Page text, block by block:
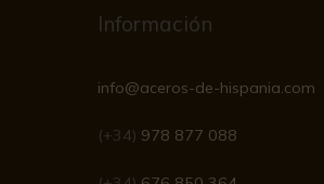
Información
info@aceros-de-hispania.com
(+34) 978 877 088